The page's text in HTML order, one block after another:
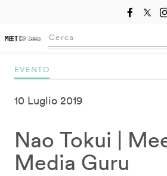
Searching...
EVENTO
10 Luglio 2019
Nao Tokui |
Media Guru